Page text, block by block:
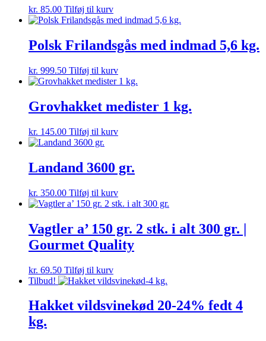
kr. 85.00 Tilføj til kurv
Polsk Frilandsgås med indmad 5,6 kg.
kr. 999.50 Tilføj til kurv
Grovhakket medister 1 kg.
kr. 145.00 Tilføj til kurv
Landand 3600 gr.
kr. 350.00 Tilføj til kurv
Vagtler a’ 150 gr. 2 stk. i alt 300 gr. |
Gourmet Quality
kr. 69.50 Tilføj til kurv
Tilbud!
Hakket vildsvinekød 20-24% fedt 4
kg.